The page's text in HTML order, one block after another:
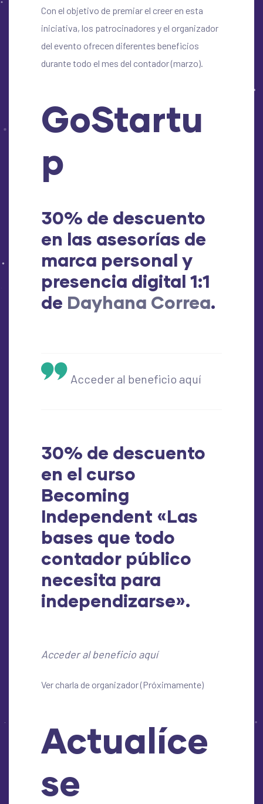
Con el objetivo de premiar el creer en esta
iniciativa, los patrocinadores y el organizador
del evento ofrecen diferentes beneficios
durante todo el mes del contador (marzo).
GoStartu
p
30% de descuento
en las asesorías de
marca personal y
presencia digital 1:1
de Dayhana Correa.
Acceder al beneficio aquí
30% de descuento
en el curso
Becoming
Independent «Las
bases que todo
contador público
necesita para
independizarse».
Acceder al beneficio aquí
Ver charla de organizador (Próximamente)
Actualíce
se